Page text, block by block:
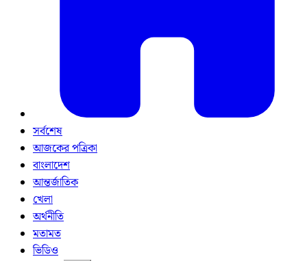
সর্বশেষ
আজকের পত্রিকা
বাংলাদেশ
আন্তর্জাতিক
খেলা
অর্থনীতি
মতামত
ভিডিও